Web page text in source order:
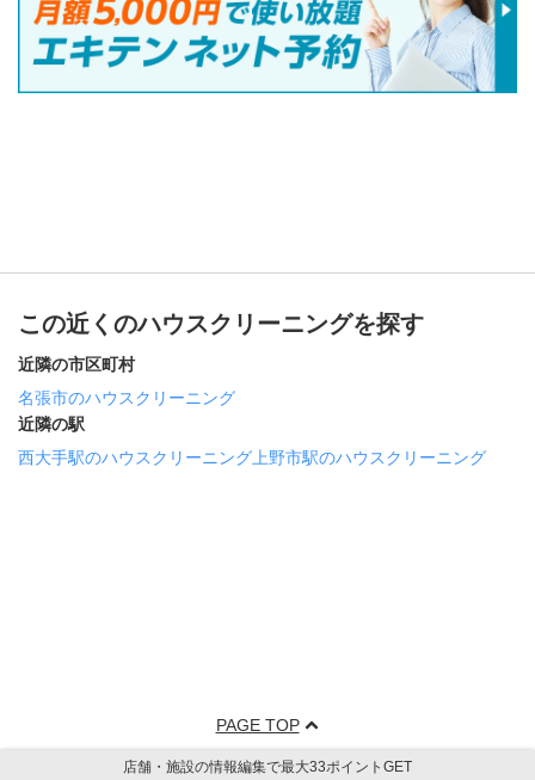
この近くのハウスクリーニングを探す
近隣の市区町村
名張市のハウスクリーニング
近隣の駅
西大手駅のハウスクリーニング上野市駅のハウスクリーニング
PAGE TOP
店舗・施設の情報編集で最大33ポイントGET